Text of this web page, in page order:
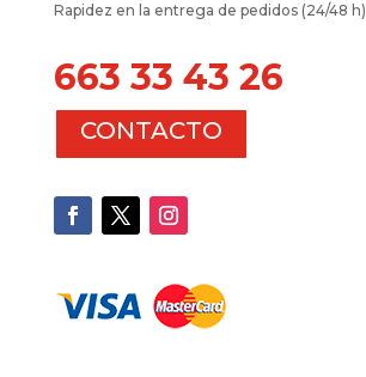
Rapidez en la entrega de pedidos (24/48 h)
663 33 43 26
CONTACTO